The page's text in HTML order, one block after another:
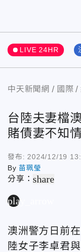
LIVE 24HR
中天新聞網 國際
台陸夫妻檔
賭債妻不知情
發布: 2024/12/19
By 苗珮瑩
分享：share
play_arrow
澳洲警方日前
陸女子李卓君